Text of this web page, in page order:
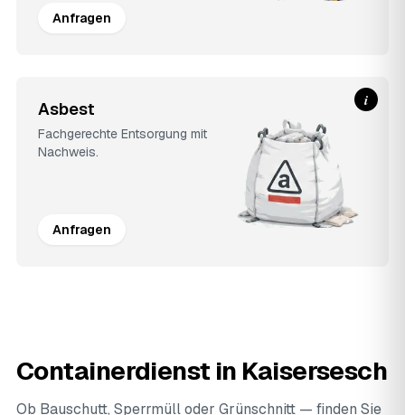
Anfragen
Asbest
Fachgerechte Entsorgung mit
Nachweis.
Anfragen
i
Containerdienst in Kaisersesch
Ob Bauschutt, Sperrmüll oder Grünschnitt — finden Sie